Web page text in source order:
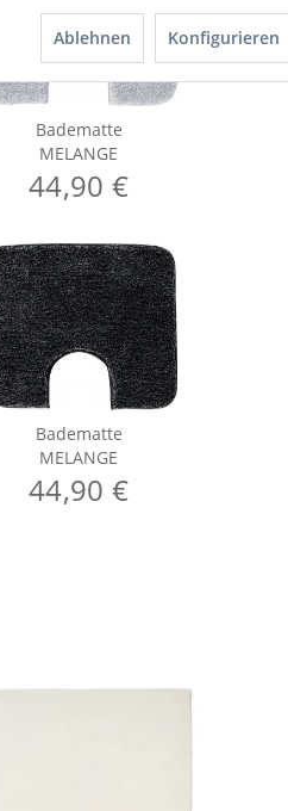
Badematte
MELANGE
44,90 €
Badematte
MELANGE
44,90 €
Ablehnen Konfigurieren